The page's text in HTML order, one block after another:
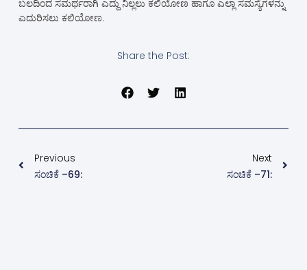
ಬಲದಿಂದ ಸಮರ್ಥರಾಗಿ ಎದ್ದು ನಿಲ್ಲಲು ಕಲಿಯೋಣ ಹಾಗೂ ಎಲ್ಲಾ ಸಮಸ್ಯೆಗಳನ್ನು
ಎದುರಿಸಲು ಕಲಿಯೋಣ.
Share the Post:
Previous
ಸಂಚಿಕೆ –69:
Next
ಸಂಚಿಕೆ –71: